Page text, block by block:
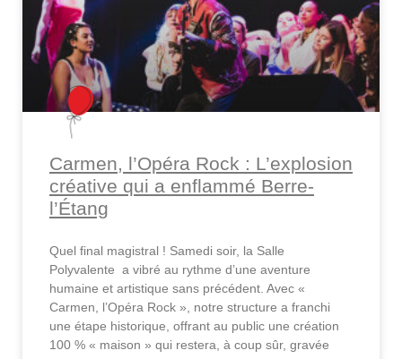
Carmen, l’Opéra Rock : L’explosion
créative qui a enflammé Berre-
l’Étang
Quel final magistral ! Samedi soir, la Salle
Polyvalente a vibré au rythme d’une aventure
humaine et artistique sans précédent. Avec «
Carmen, l’Opéra Rock », notre structure a franchi
une étape historique, offrant au public une création
100 % « maison » qui restera, à coup sûr, gravée